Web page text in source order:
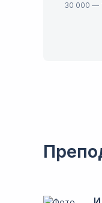
30 000 —